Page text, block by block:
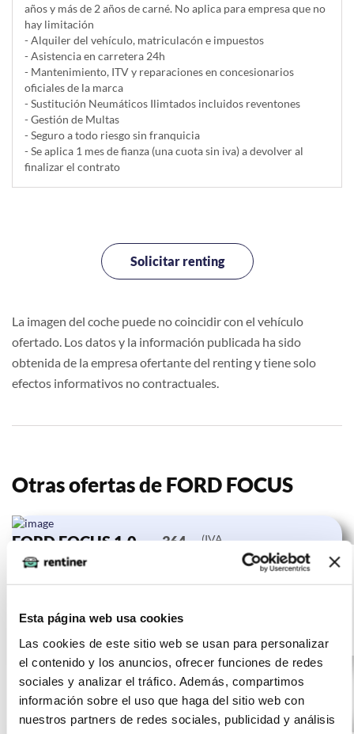
Esta página web usa cookies
Las cookies de este sitio web se usan para personalizar
el contenido y los anuncios, ofrecer funciones de redes
sociales y analizar el tráfico. Además, compartimos
información sobre el uso que haga del sitio web con
nuestros partners de redes sociales, publicidad y análisis
años y más de 2 años de carné. No aplica para empresa que no
hay limitación
- Alquiler del vehí­culo, matriculacón e impuestos
- Asistencia en carretera 24h
- Mantenimiento, ITV y reparaciones en concesionarios
oficiales de la marca
- Sustitución Neumáticos Ilimtados incluidos reventones
- Gestión de Multas
- Seguro a todo riesgo sin franquicia
- Se aplica 1 mes de fianza (una cuota sin iva) a devolver al
finalizar el contrato
Solicitar renting
La imagen del coche puede no coincidir con el vehículo
ofertado. Los datos y la información publicada ha sido
obtenida de la empresa ofertante del renting y tiene solo
efectos informativos no contractuales.
Otras ofertas de FORD FOCUS
FORD FOCUS 1.0
Ecoboost MHEV
92kW ST-Line
364
(IVA
incluido)
10000 km
24
meses
FORD FOCUS 1.5 337 (IVA